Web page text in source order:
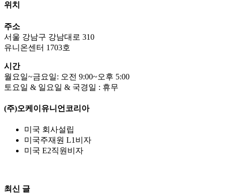
위치
주소
서울 강남구 강남대로 310
유니온센터 1703호
시간
월요일~금요일: 오전 9:00~오후 5:00
토요일 & 일요일 & 국경일 : 휴무
(주)오케이유니언코리아
미국 회사설립
미국주재원 L1비자
미국 E2직원비자
최신 글